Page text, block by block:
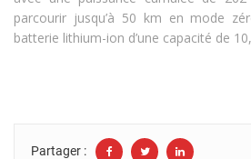
parcourir jusqu’à 50 km en mode
batterie lithium-ion d’une capacité de
Partager :